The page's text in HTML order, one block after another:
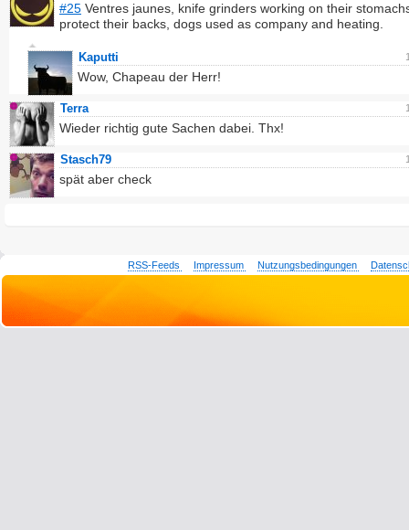
#25 Ventres jaunes, knife grinders working on their
protect their backs, dogs used as company and heating.
Kaputti
Wow, Chapeau der Herr!
Terra
Wieder richtig gute Sachen dabei. Thx!
Stasch79
spät aber check
RSS-Feeds Impressum Nutzungsbedingungen